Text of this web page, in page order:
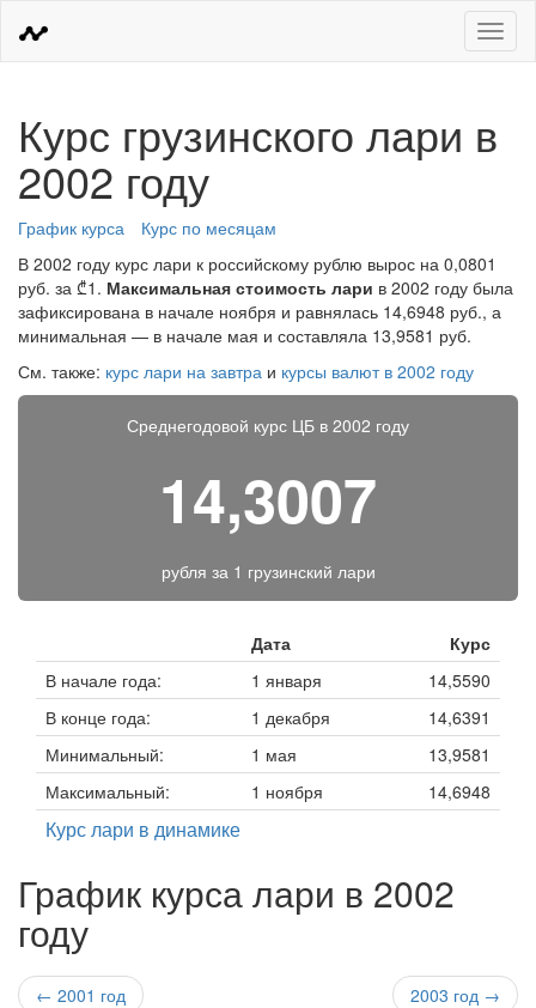
Меню
Курс грузинского лари в
2002 году
График курса
Курс по месяцам
В 2002 году курс лари к российскому рублю вырос на 0,0801
руб. за ₾1. Максимальная стоимость лари в 2002 году была
зафиксирована в начале ноября и равнялась 14,6948 руб., а
минимальная — в начале мая и составляла 13,9581 руб.
См. также: курс лари на завтра и курсы валют в 2002 году
Среднегодовой курс ЦБ в 2002 году
14,3007
рубля за 1 грузинский лари
Дата
Курс
В начале года:
1 января
14,5590
В конце года:
1 декабря
14,6391
Минимальный:
1 мая
13,9581
Максимальный:
1 ноября 14,6948
Курс лари в динамике
График курса лари в 2002
году
← 2001 год 2003 год →